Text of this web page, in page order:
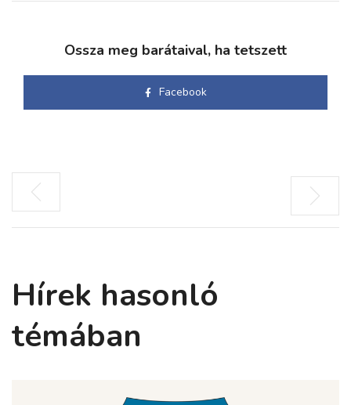
Ossza meg barátaival, ha tetszett
Facebook
Hírek hasonló
témában